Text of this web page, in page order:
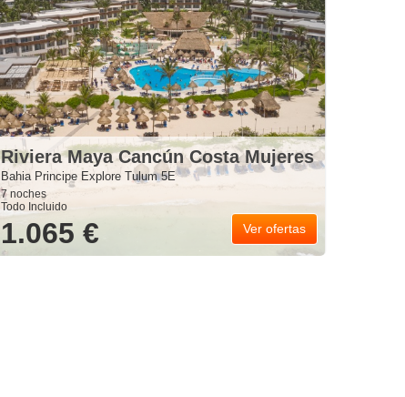
Riviera Maya Cancún Costa Mujeres
Bahia Principe Explore Tulum 5E
7 noches
Todo Incluido
1.065 € Ver ofertas